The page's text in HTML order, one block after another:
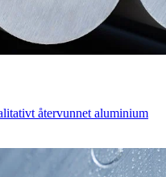
återvunnet aluminium